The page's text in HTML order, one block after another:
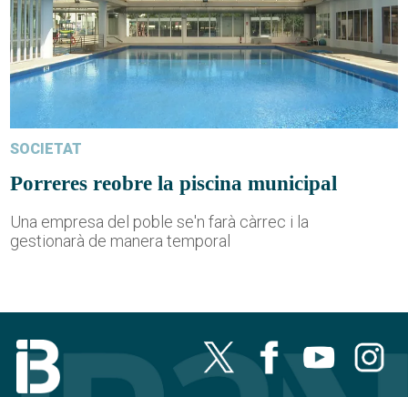
SOCIETAT
Porreres reobre la piscina municipal
Una empresa del poble se'n farà càrrec i la
gestionarà de manera temporal